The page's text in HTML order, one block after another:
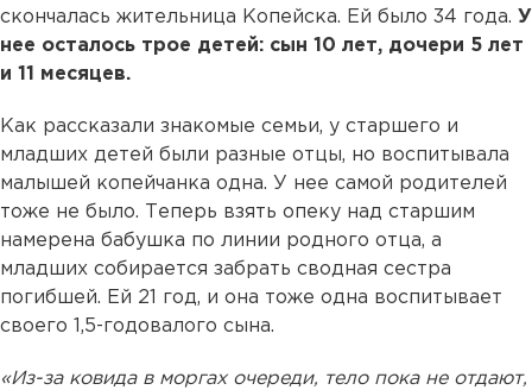
скончалась жительница Копейска. Ей было 34 года. У
нее осталось трое детей: сын 10 лет, дочери 5 лет
и 11 месяцев.
Как рассказали знакомые семьи, у старшего и
младших детей были разные отцы, но воспитывала
малышей копейчанка одна. У нее самой родителей
тоже не было. Теперь взять опеку над старшим
намерена бабушка по линии родного отца, а
младших собирается забрать сводная сестра
погибшей. Ей 21 год, и она тоже одна воспитывает
своего 1,5-годовалого сына.
«Из-за ковида в моргах очереди, тело пока не отдают,